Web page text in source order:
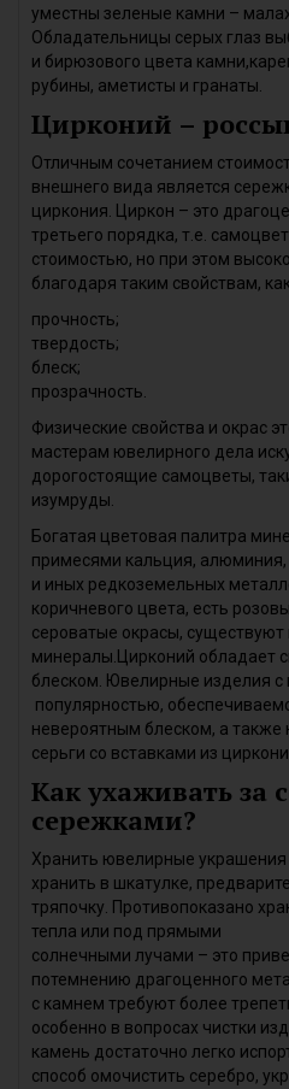
уместны зеленые камни –
Обладательницы серых глаз
и бирюзового цвета
рубины, аметисты и гранаты.
Цирконий –
Отличным сочетанием
внешнего вида является
циркония. Циркон – это
третьего порядка, т.е.
стоимостью, но при этом
благодаря таким свойствам,
прочность;
твердость;
блеск;
прозрачность.
Физические свойства и окрас
мастерам ювелирного дела
дорогостоящие самоцветы,
изумруды.
Богатая цветовая палитра
примесями кальция,
и иных редкоземельных
коричневого цвета, есть
сероватые окрасы,
минералы.Цирконий обладает
блеском. Ювелирные изделия с
популярностью,
невероятным блеском, а также
серьги со вставками из
Как ухаживать за
сережками?
Хранить ювелирные украшения
хранить в шкатулке,
тряпочку. Противопоказано
тепла или под прямыми
солнечными лучами – это
потемнению драгоценного
с камнем требуют более
особенно в вопросах чистки
камень достаточно легко
способ омочистить серебро,